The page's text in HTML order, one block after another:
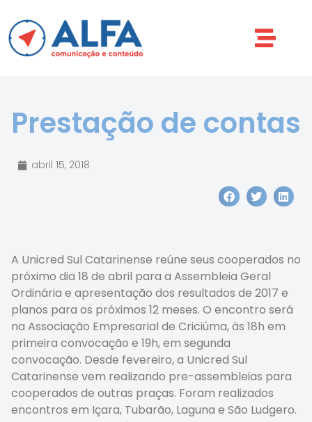
Prestação de contas
abril 15, 2018
A Unicred Sul Catarinense reúne seus cooperados no
próximo dia 18 de abril para a Assembleia Geral
Ordinária e apresentação dos resultados de 2017 e
planos para os próximos 12 meses. O encontro será
na Associação Empresarial de Criciúma, às 18h em
primeira convocação e 19h, em segunda
convocação. Desde fevereiro, a Unicred Sul
Catarinense vem realizando pre-assembleias para
cooperados de outras praças. Foram realizados
encontros em Içara, Tubarão, Laguna e São Ludgero.